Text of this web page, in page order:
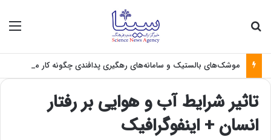
تاثیر شرایط آب و هوایی بر رفتار
انسان + اینفوگرافیک